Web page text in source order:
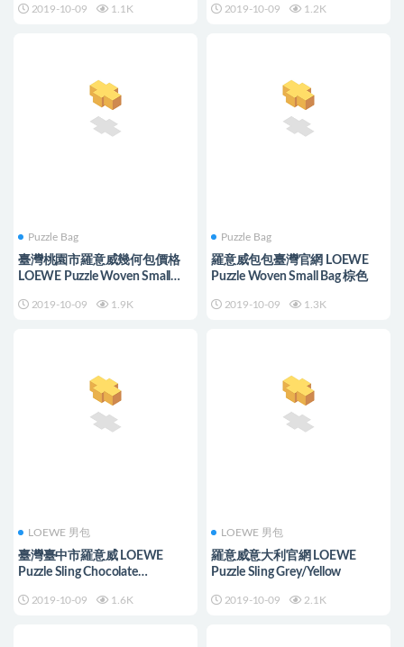
2019-10-09 1.1K 2019-10-09 1.2K
Puzzle Bag
臺灣桃園市羅意威幾何包價格
LOEWE Puzzle Woven Small
2019-10-09 1.9K
Puzzle Bag
羅意威包包臺灣官網 LOEWE
Puzzle Woven Small Bag 棕色
2019-10-09 1.3K
LOEWE 男包
臺灣臺中市羅意威 LOEWE
Puzzle Sling Chocolate
2019-10-09 1.6K
LOEWE 男包
羅意威意大利官網 LOEWE
Puzzle Sling Grey/Yellow
2019-10-09 2.1K